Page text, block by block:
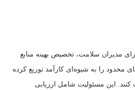
مدیران سلامت، تخصیص بهینه منابع
محدود را به شیوه‌ای کارآمد توزیع کرده
این مسئولیت شامل ارزیابی